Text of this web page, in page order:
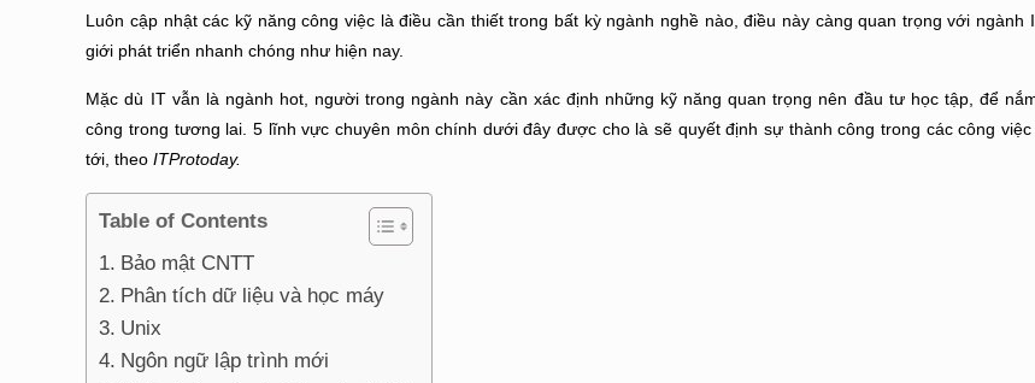
Luôn cập nhật các kỹ năng công việc là điều cần thiết trong bất kỳ ngành nghề nào, điều này càng quan trọng với ngành
giới phát triển nhanh chóng như hiện nay.
Mặc dù IT vẫn là ngành hot, người trong ngành này cần xác định những kỹ năng quan trọng nên đầu tư học tập, để
công trong tương lai. 5 lĩnh vực chuyên môn chính dưới đây được cho là sẽ quyết định sự thành công trong các công
tới, theoITProtoday.
Table of Contents
Bảo mật CNTT
Phân tích dữ liệu và học máy
Unix
Ngôn ngữ lập trình mới